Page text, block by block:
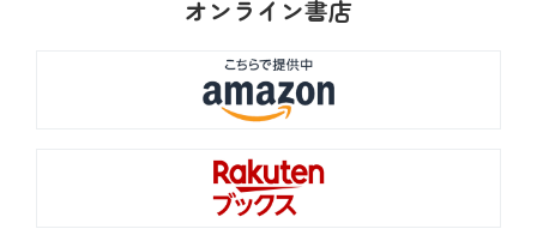
オンライン書店